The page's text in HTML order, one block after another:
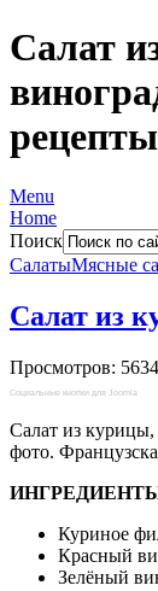
Салат
Menu
Home
Поиск
СалатыМясные
Салат из
Просмотров: 5634
Социальные кнопки для Joomla
Салат из курицы,
фото.
Куриное
Красный
Зелёный